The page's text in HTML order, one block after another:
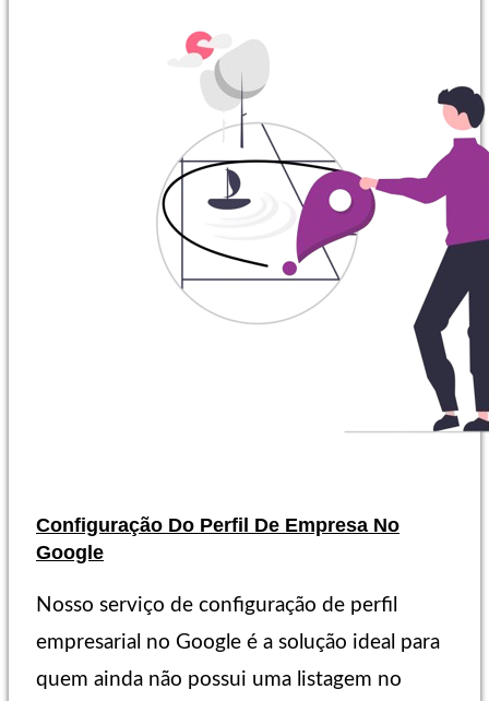
Configuração Do Perfil De Empresa No
Google
Nosso serviço de configuração de perfil
empresarial no Google é a solução ideal para
quem ainda não possui uma listagem no